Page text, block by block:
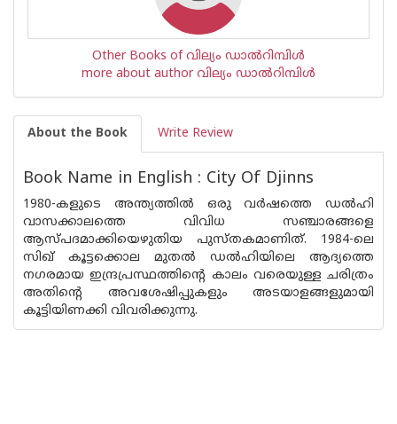
Other Books of വില്യം ഡാല്‍റിമ്പിള്‍
more about author വില്യം ഡാല്‍റിമ്പിള്‍
About the Book Write Review
Book Name in English : City Of Djinns
1980-കളുടെ അന്ത്യത്തിൽ ഒരു വർഷത്തെ ഡൽഹി
വാസക്കാലത്തെ വിവിധ സഞ്ചാരങ്ങളെ
ആസ്പദമാക്കിയെഴുതിയ പുസ്തകമാണിത്. 1984-ലെ
സിഖ് കൂട്ടക്കൊല മുതൽ ഡൽഹിയിലെ ആദ്യത്തെ
നഗരമായ ഇന്ദ്രപ്രസ്ഥത്തിന്റെ കാലം വരെയുള്ള ചരിത്രം
അതിന്റെ അവശേഷിപ്പുകളും അടയാളങ്ങളുമായി
കൂട്ടിയിണക്കി വിവരിക്കുന്നു.